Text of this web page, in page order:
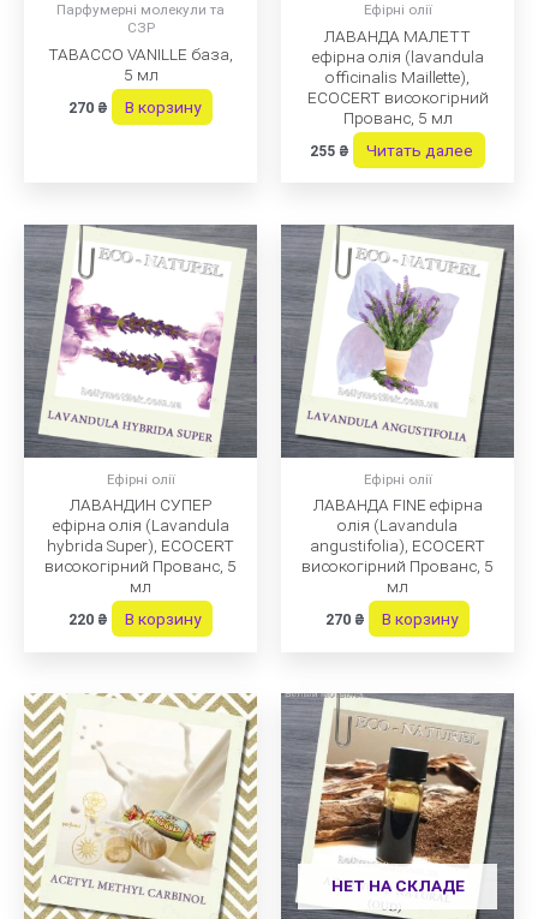
Парфумерні молекули та
СЗР
TABACCO VANILLE база,
5 мл
270 ₴ В корзину
Ефірні олії
ЛАВАНДА МАЛЕТТ
ефірна олія (lavandula
officinalis Maillette),
ECOCERT високогірний
Прованс, 5 мл
255 ₴ Читать далее
Ефірні олії
ЛАВАНДИН СУПЕР
ефірна олія (Lavandula
hybrida Super), ECOCERT
високогірний Прованс, 5
мл
220 ₴ В корзину
Ефірні олії
ЛАВАНДА FINE ефірна
олія (Lavandula
angustifolia), ECOCERT
високогірний Прованс, 5
мл
270 ₴ В корзину
НЕТ НА СКЛАДЕ